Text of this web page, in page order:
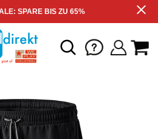
SPARE BIS ZU 65%